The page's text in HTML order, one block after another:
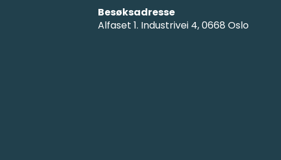
Besøksadresse
Alfaset 1. Industrivei 4, 0668 Oslo